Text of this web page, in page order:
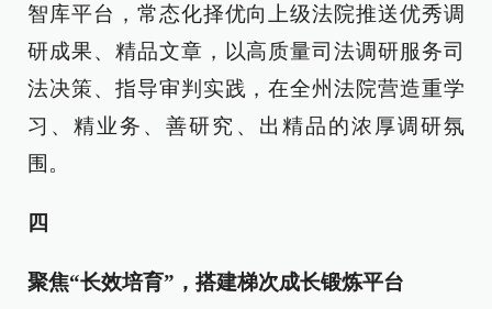
智库平台，常态化择优向上级法院推送优秀调
研成果、精品文章，以高质量司法调研服务司
法决策、指导审判实践，在全州法院营造重学
习、精业务、善研究、出精品的浓厚调研氛
围。
四
聚焦“长效培育”，搭建梯次成长锻炼平台